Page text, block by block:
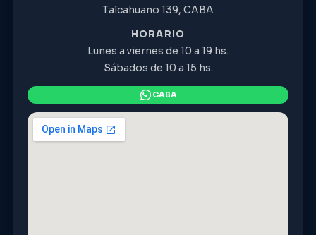
Talcahuano 139, CABA
HORARIO
Lunes a viernes de 10 a 19 hs.
Sábados de 10 a 15 hs.